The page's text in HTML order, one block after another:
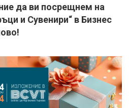
да ви посрещнем на
и Сувенири“ в Бизнес